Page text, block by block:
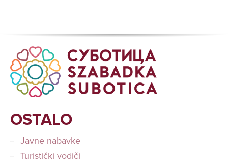
OSTALO
Javne nabavke
Turistički vodiči